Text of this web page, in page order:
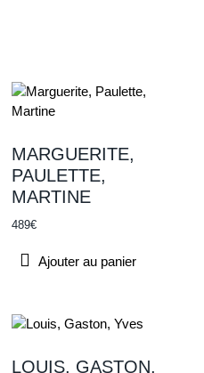
MARGUERITE,
PAULETTE,
MARTINE
489€
Ajouter au panier
LOUIS, GASTON,